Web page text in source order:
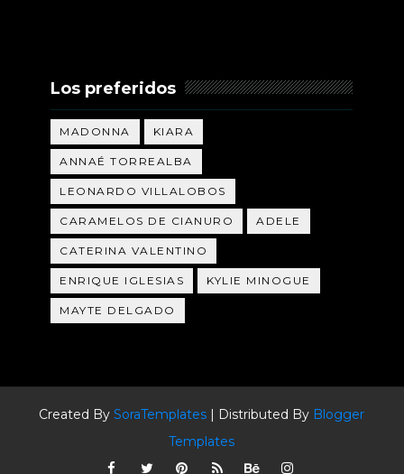
Los preferidos
MADONNA KIARA
ANNAÉ TORREALBA
LEONARDO VILLALOBOS
CARAMELOS DE CIANURO ADELE
CATERINA VALENTINO
ENRIQUE IGLESIAS KYLIE MINOGUE
MAYTE DELGADO
Created BySoraTemplates | Distributed By Blogger
Templates